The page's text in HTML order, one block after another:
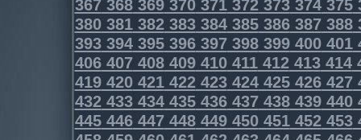
367368369370371372373374375
380381382383384385386387388
393394395396397398399400401
406407408409410411412413414
419420421422423424425426427
432433434435436437438439440
445446447448449450451452453